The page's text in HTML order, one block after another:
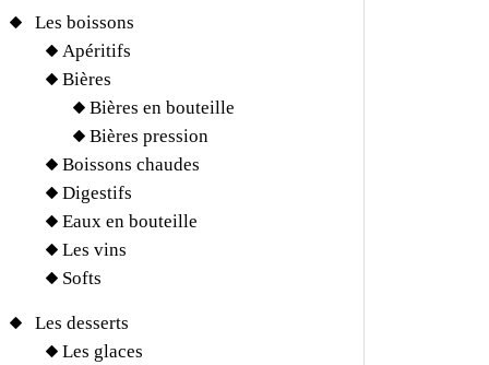
Les boissons
Apéritifs
Bières
Bières en bouteille
Bières pression
Boissons chaudes
Digestifs
Eaux en bouteille
Les vins
Softs
Les desserts
Les glaces